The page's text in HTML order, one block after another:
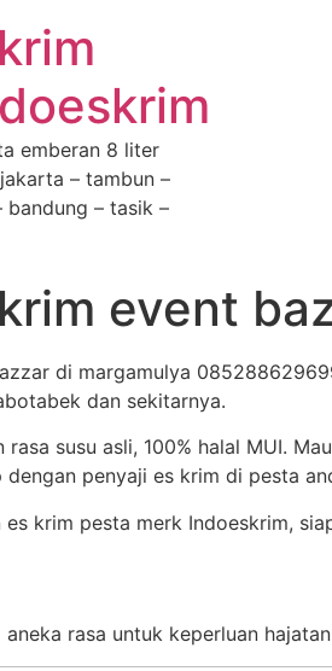
emberan 8 liter
– tambun –
– tasik –
event
di margamulya
dan sekitarnya.
susu asli, 100% halal MUI.
penyaji es krim di pesta
es krim pesta merk Indoeskrim,
rasa untuk keperluan